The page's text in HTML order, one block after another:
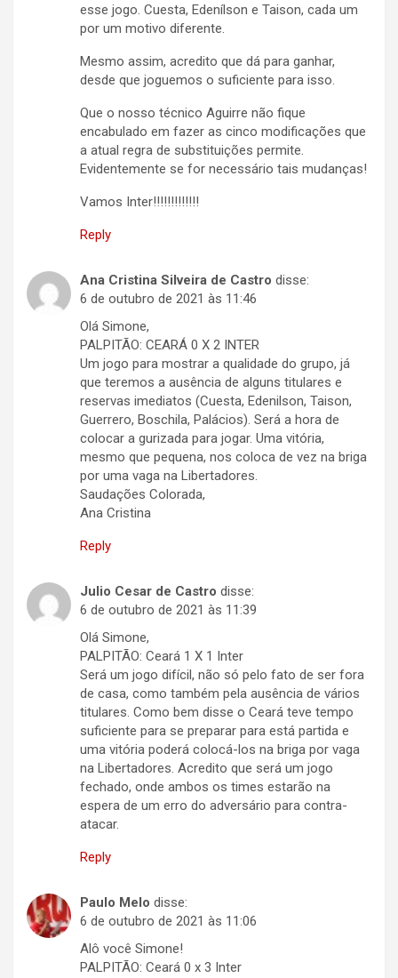
esse jogo. Cuesta, Edenílson e Taison, cada um
por um motivo diferente.
Mesmo assim, acredito que dá para ganhar,
desde que joguemos o suficiente para isso.
Que o nosso técnico Aguirre não fique
encabulado em fazer as cinco modificações que
a atual regra de substituições permite.
Evidentemente se for necessário tais mudanças!
Vamos Inter!!!!!!!!!!!!!
Reply
Ana Cristina Silveira de Castro disse:
6 de outubro de 2021 às 11:46
Olá Simone,
PALPITÃO: CEARÁ 0 X 2 INTER
Um jogo para mostrar a qualidade do grupo, já
que teremos a ausência de alguns titulares e
reservas imediatos (Cuesta, Edenilson, Taison,
Guerrero, Boschila, Palácios). Será a hora de
colocar a gurizada para jogar. Uma vitória,
mesmo que pequena, nos coloca de vez na briga
por uma vaga na Libertadores.
Saudações Colorada,
Ana Cristina
Reply
Julio Cesar de Castro disse:
6 de outubro de 2021 às 11:39
Olá Simone,
PALPITÃO: Ceará 1 X 1 Inter
Será um jogo difícil, não só pelo fato de ser fora
de casa, como também pela ausência de vários
titulares. Como bem disse o Ceará teve tempo
suficiente para se preparar para está partida e
uma vitória poderá colocá-los na briga por vaga
na Libertadores. Acredito que será um jogo
fechado, onde ambos os times estarão na
espera de um erro do adversário para contra-
atacar.
Reply
Paulo Melo disse:
6 de outubro de 2021 às 11:06
Alô você Simone!
PALPITÃO: Ceará 0 x 3 Inter